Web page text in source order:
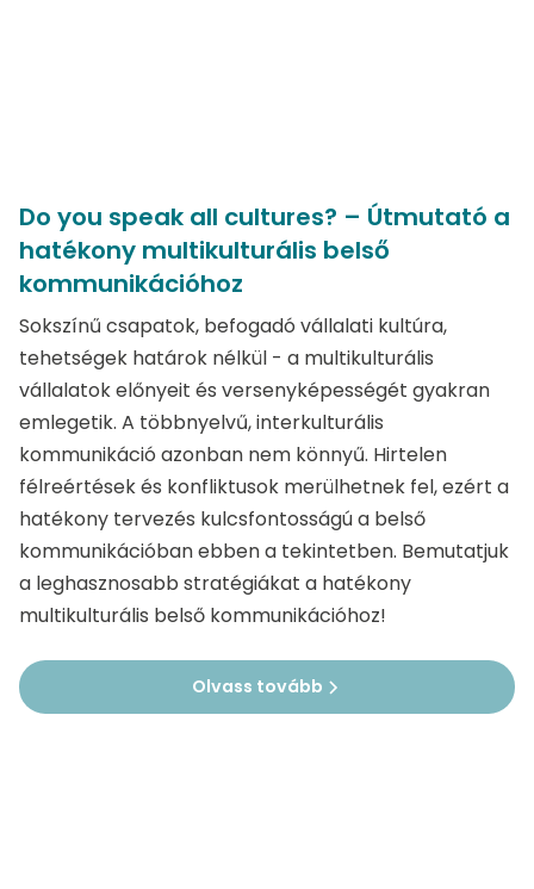
Do you speak all cultures? – Útmutató a
hatékony multikulturális belső
kommunikációhoz
Sokszínű csapatok, befogadó vállalati kultúra,
tehetségek határok nélkül - a multikulturális
vállalatok előnyeit és versenyképességét gyakran
emlegetik. A többnyelvű, interkulturális
kommunikáció azonban nem könnyű. Hirtelen
félreértések és konfliktusok merülhetnek fel, ezért a
hatékony tervezés kulcsfontosságú a belső
kommunikációban ebben a tekintetben. Bemutatjuk
a leghasznosabb stratégiákat a hatékony
multikulturális belső kommunikációhoz!
Olvass tovább